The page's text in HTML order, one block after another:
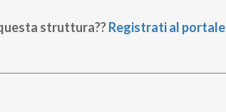
struttura??Registrati al portale